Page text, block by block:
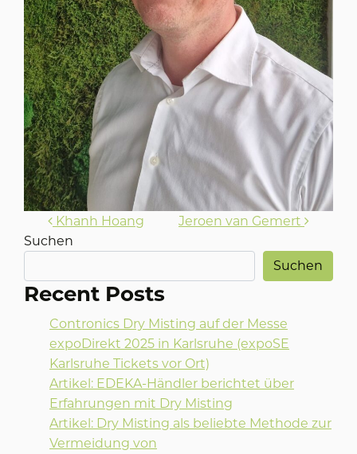
Beitragsnavigation
Khanh Hoang
Jeroen van Gemert
Suchen
Suchen
Recent Posts
Contronics Dry Misting auf der Messe
expoDirekt 2025 in Karlsruhe (expoSE
Karlsruhe Tickets vor Ort)
Artikel: EDEKA-Händler berichtet über
Erfahrungen mit Dry Misting
Artikel: Dry Misting als beliebte Methode zur
Vermeidung von